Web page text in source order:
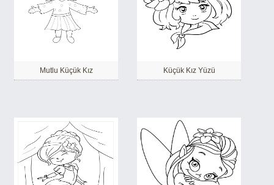
Mutlu Küçük Kız Küçük Kız Yüzü